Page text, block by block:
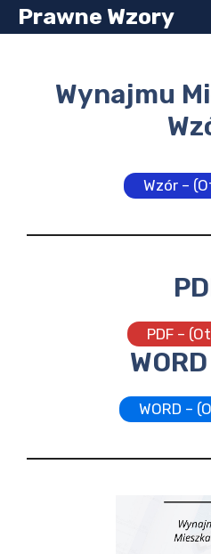
Przejdź
do
Prawne Wzory
Wynajmu
Wzór –
PDF –
WORD –